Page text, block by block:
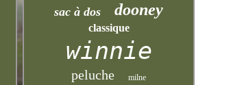
sac à dos dooney
classique
winnie
peluche milne